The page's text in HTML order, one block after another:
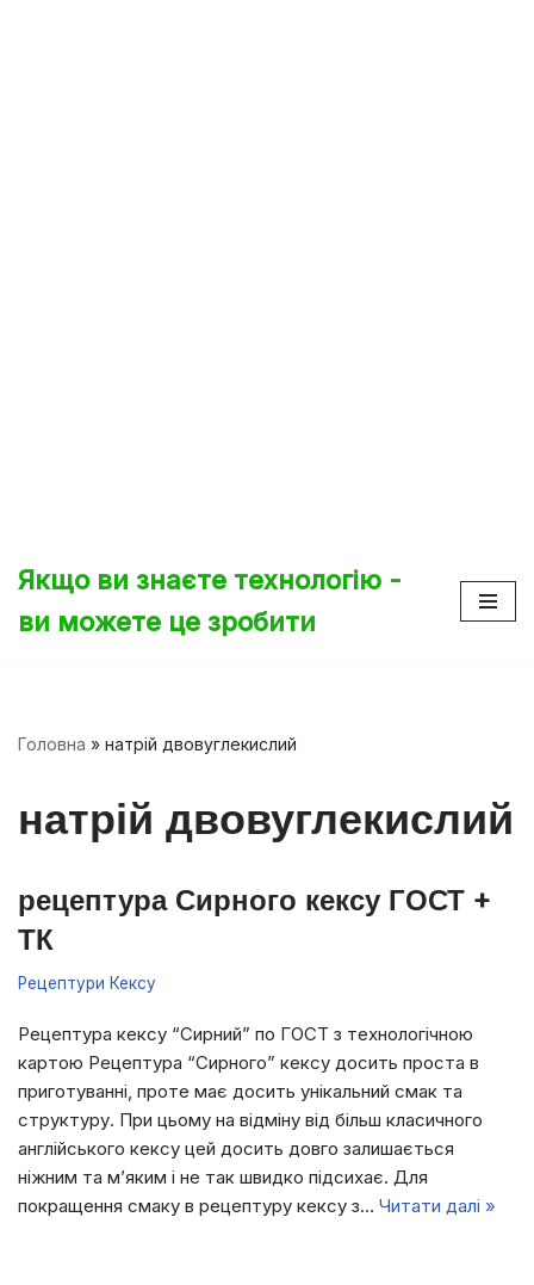
до
Якщо ви знаєте технологію -
ви можете це зробити
Головна » натрій двовуглекислий
натрій двовуглекислий
рецептура Сирного кексу ГОСТ +
ТК
Рецептури Кексу
Рецептура кексу “Сирний” по ГОСТ з технологічною
картою Рецептура “Сирного” кексу досить проста в
приготуванні, проте має досить унікальний смак та
структуру. При цьому на відміну від більш класичного
англійського кексу цей досить довго залишається
ніжним та м’яким і не так швидко підсихає. Для
покращення смаку в рецептуру кексу з… Читати далі »